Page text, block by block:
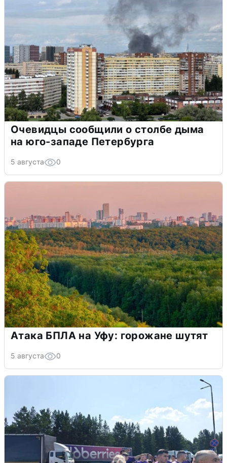
Очевидцы сообщили о столбе дыма
на юго-западе Петербурга
5 августа 0
Атака БПЛА на Уфу: горожане шутят
5 августа 0